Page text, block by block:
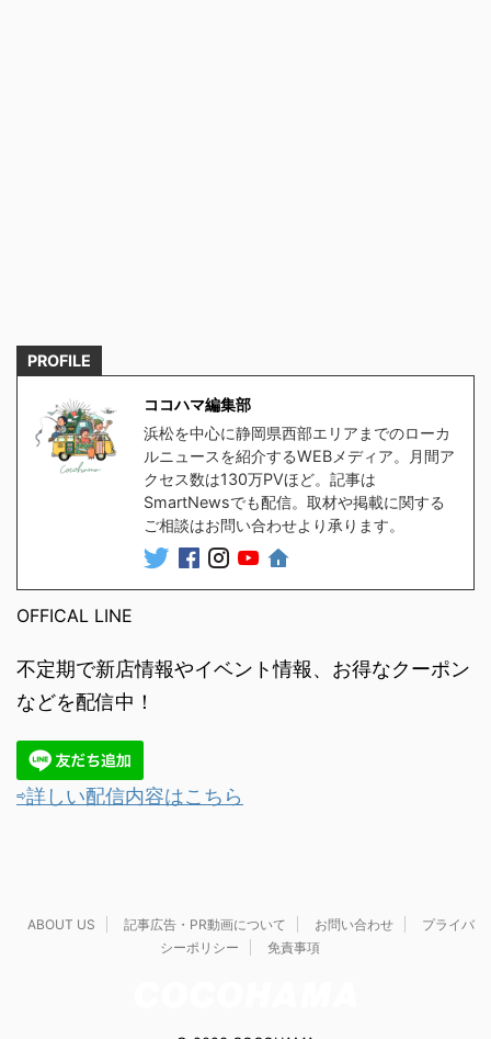
PROFILE
ココハマ編集部
浜松を中心に静岡県西部エリアまでのローカ
ルニュースを紹介するWEBメディア。月間ア
クセス数は130万PVほど。記事は
SmartNewsでも配信。取材や掲載に関する
ご相談はお問い合わせより承ります。
OFFICAL LINE
不定期で新店情報やイベント情報、お得なクーポン
などを配信中！
⇨詳しい配信内容はこちら
ABOUT US 記事広告・PR動画について お問い合わせ
プライバ
シーポリシー
免責事項